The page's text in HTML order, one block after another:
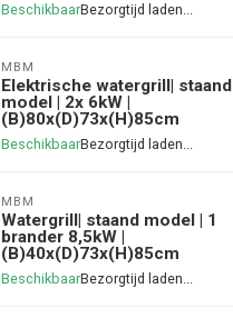
Beschikbaar
MBM
Elektrische watergrill| staand
model | 2x 6kW |
(B)80x(D)73x(H)85cm
Beschikbaar
MBM
Watergrill| staand model | 1
brander 8,5kW |
(B)40x(D)73x(H)85cm
Beschikbaar